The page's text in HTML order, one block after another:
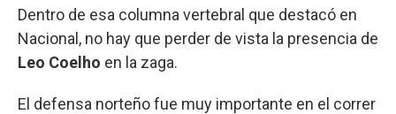
Dentro de esa columna vertebral que destacó en
Nacional, no hay que perder de vista la presencia de
Leo Coelho en la zaga.
El defensa norteño fue muy importante en el correr